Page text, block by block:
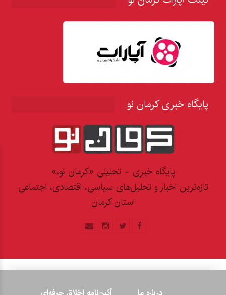
پایگاه خبری کرمان نو
پایگاه خبری - تحلیلی «کرمان نو،»
تازه‌ترین اخبار و تحلیل‌های سیاسی، اقتصادی، اجتماعی
استان کرمان